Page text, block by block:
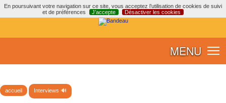
En poursuivant votre navigation sur ce site, vous acceptez l’utilisation de cookies de suivi
et de préférences
J’accepte Désactiver les cookies
MENU
accueil Interviews 🔊